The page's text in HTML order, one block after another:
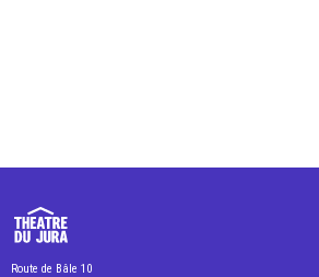
Route de Bâle 10